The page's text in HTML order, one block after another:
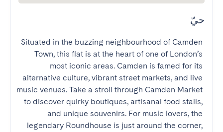
حيّ
Situated in the buzzing neighbourhood of Camden
Town, this flat is at the heart of one of London’s
most iconic areas. Camden is famed for its
alternative culture, vibrant street markets, and live
music venues. Take a stroll through Camden Market
to discover quirky boutiques, artisanal food stalls,
and unique souvenirs. For music lovers, the
legendary Roundhouse is just around the corner,